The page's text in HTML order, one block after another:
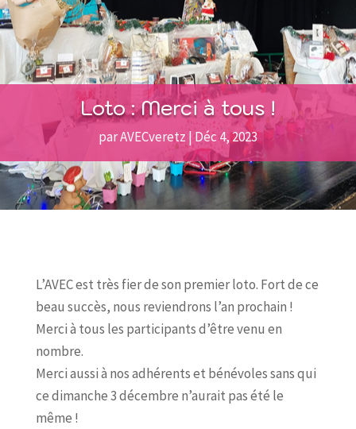
Loto : Merci à tous !
parAVECveretz |Déc 4, 2023
L’AVEC est très fier de son premier loto. Fort de ce
beau succès, nous reviendrons l’an prochain !
Merci à tous les participants d’être venu en
nombre.
Merci aussi à nos adhérents et bénévoles sans qui
ce dimanche 3 décembre n’aurait pas été le
même !